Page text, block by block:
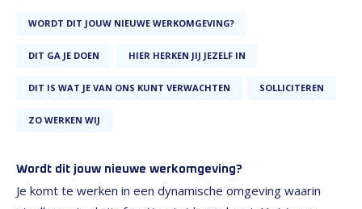
WORDT DIT JOUW NIEUWE WERKOMGEVING?
DIT GA JE DOEN HIER HERKEN JIJ JEZELF IN
DIT IS WAT JE VAN ONS KUNT VERWACHTEN SOLLICITEREN
ZO WERKEN WIJ
Wordt dit jouw nieuwe werkomgeving?
Je komt te werken in een dynamische omgeving waarin